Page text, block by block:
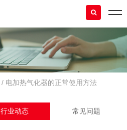
/ 电加热气化器的正常使用方法
行业动态 常见问题